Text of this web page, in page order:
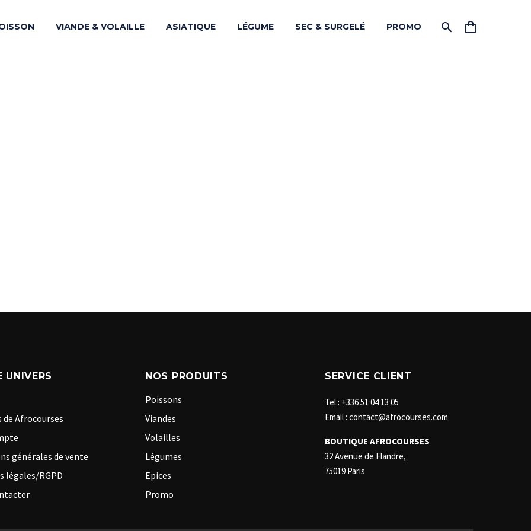
VIANDE & VOLAILLE ASIATIQUE LÉGUME SEC & SURGELÉ PROMO
UNIVERS
de Afrocourses
générales de vente
légales/RGPD
NOS PRODUITS
Poissons
Viandes
Volailles
Légumes
Epices
Promo
SERVICE CLIENT
Tel : +336 51 04 13 05
Email : contact@afrocourses.com
BOUTIQUE AFROCOURSES
32 Avenue de Flandre,
75019 Paris